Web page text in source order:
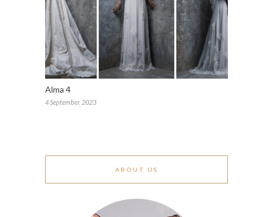
Alma 4
4 September, 2023
ABOUT US